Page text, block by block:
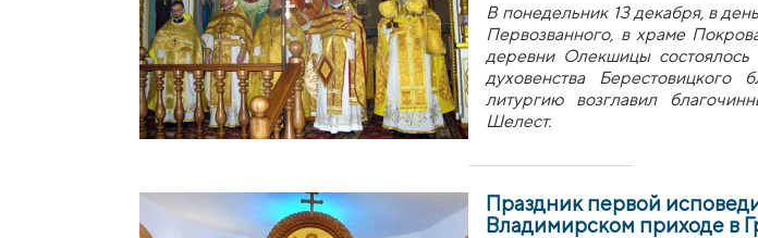
В понедельник 13 декабря, в
Первозванного, в храме
деревни Олекшицы
духовенства Берестовицкого
литургию возглавил
Шелест.
Праздник первой
Владимирском приходе в